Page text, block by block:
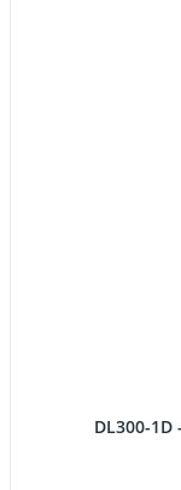
DL300-